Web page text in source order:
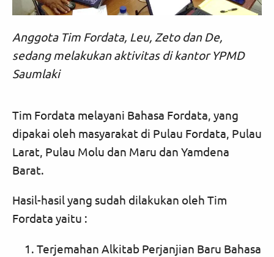
Anggota Tim Fordata, Leu, Zeto dan De,
sedang melakukan aktivitas di kantor YPMD
Saumlaki
Tim Fordata melayani Bahasa Fordata, yang
dipakai oleh masyarakat di Pulau Fordata, Pulau
Larat, Pulau Molu dan Maru dan Yamdena
Barat.
Hasil-hasil yang sudah dilakukan oleh Tim
Fordata yaitu :
Terjemahan Alkitab Perjanjian Baru Bahasa